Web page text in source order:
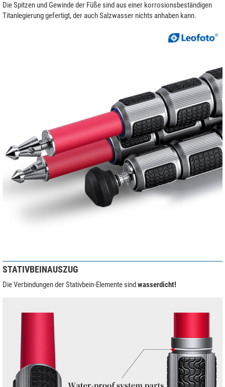
Die Spitzen und Gewinde der Füße sind aus einer korrosionsbeständigen
Titanlegierung gefertigt, der auch Salzwasser nichts anhaben kann.
STATIVBEINAUSZUG
Die Verbindungen der Stativbein-Elemente sindwasserdicht!